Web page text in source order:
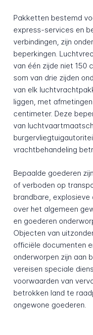
Pakketten bestemd
express-services en
verbindingen, zijn
beperkingen.
van één zijde niet 150
som van drie zijden
van elk
liggen, met
centimeter. Deze
van
vrachtbehandeling
Bepaalde goederen
of verboden op
brandbare,
over het algemeen
en goederen
Objecten van
officiële documenten
onderworpen zijn aan
vereisen speciale
voorwaarden van
betrokken land te
ongewone goederen.